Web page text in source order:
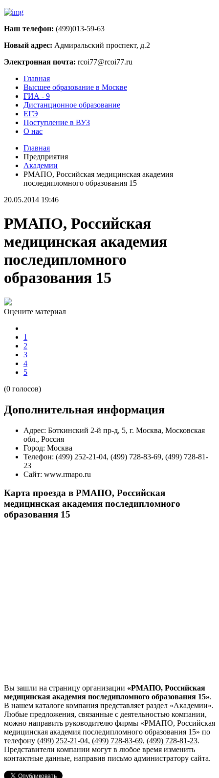
Наш телефон: (499)013-59-63
Новый адрес: Адмиральский проспект, д.2
Электронная почта: rcoi77@rcoi77.ru
Главная
Высшее образование в Москве
ГИА - 9
Дистанционное образование
ЕГЭ
Поступление в ВУЗ
О нас
Главная
Предприятия
Академии
РМАПО, Российская медицинская академия
последипломного образования 15
20.05.2014 19:46
РМАПО, Российская
медицинская академия
последипломного
образования 15
Оцените материал
1
2
3
4
5
(0 голосов)
Дополнительная информация
Адрес: Боткинский 2-й пр-д, 5, г. Москва, Московская
обл., Россия
Город: Москва
Телефон: (499) 252-21-04, (499) 728-83-69, (499) 728-81-
23
Сайт: www.rmapo.ru
Карта проезда в РМАПО, Российская
медицинская академия последипломного
образования 15
Вы зашли на страницу организации «РМАПО, Российская
медицинская академия последипломного образования 15».
В нашем каталоге компания представляет раздел «Академии».
Любые предложения, связанные с деятельностью компании,
можно направить руководителю фирмы «РМАПО, Российская
медицинская академия последипломного образования 15» по
телефону (499) 252-21-04, (499) 728-83-69, (499) 728-81-23.
Представители компании могут в любое время изменить
контактные данные, направив письмо администратору сайта.